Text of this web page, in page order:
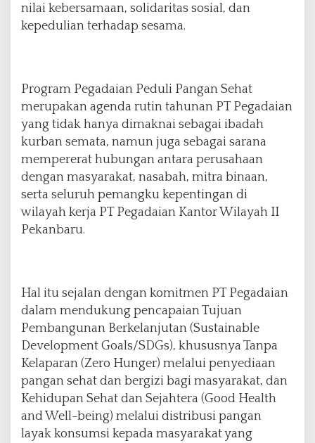
6
,
a
K
e
p
e
d
u
l
S
e
m
n
g
a
t
e
r
nilai kebersamaan, solidaritas sosial, dan
kepedulian terhadap sesama.
Program Pegadaian Peduli Pangan Sehat
merupakan agenda rutin tahunan PT Pegadaian
yang tidak hanya dimaknai sebagai ibadah
kurban semata, namun juga sebagai sarana
mempererat hubungan antara perusahaan
dengan masyarakat, nasabah, mitra binaan,
serta seluruh pemangku kepentingan di
wilayah kerja PT Pegadaian Kantor Wilayah II
Pekanbaru.
Hal itu sejalan dengan komitmen PT Pegadaian
dalam mendukung pencapaian Tujuan
Pembangunan Berkelanjutan (Sustainable
Development Goals/SDGs), khususnya Tanpa
Kelaparan (Zero Hunger) melalui penyediaan
pangan sehat dan bergizi bagi masyarakat, dan
Kehidupan Sehat dan Sejahtera (Good Health
and Well-being) melalui distribusi pangan
layak konsumsi kepada masyarakat yang